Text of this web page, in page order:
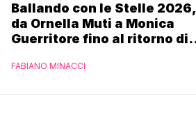
Ballando con le Stelle 2026,
da Ornella Muti a Monica
Guerritore fino al ritorno di
l’esclusiva di Gabriele
FABIANO MINACCI